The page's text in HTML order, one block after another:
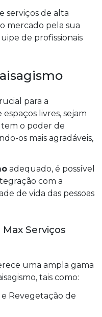
serviços de alta
mercado pela sua
de profissionais
para a
livres, sejam
o poder de
os mais agradáveis,
adequado, é possível
com a
de vida das pessoas
Serviços
uma ampla gama
tais como: